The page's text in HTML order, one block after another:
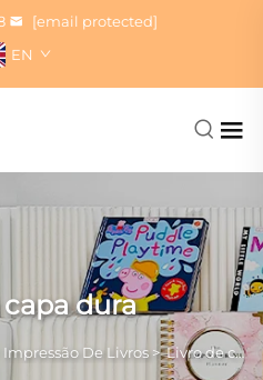
[email protected]
EN
dura
Impressão De Livros >Livro de capa dura